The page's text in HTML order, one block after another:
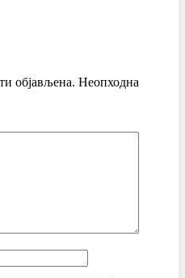
објављена. Неопходна